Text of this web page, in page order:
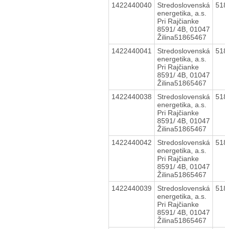
1422440040
Stredoslovenská
energetika, a.s.
Pri Rajčianke
8591/ 4B, 01047
Žilina51865467
1422440041
Stredoslovenská
energetika, a.s.
Pri Rajčianke
8591/ 4B, 01047
Žilina51865467
1422440038
Stredoslovenská
energetika, a.s.
Pri Rajčianke
8591/ 4B, 01047
Žilina51865467
1422440042
Stredoslovenská
energetika, a.s.
Pri Rajčianke
8591/ 4B, 01047
Žilina51865467
1422440039
Stredoslovenská
energetika, a.s.
Pri Rajčianke
8591/ 4B, 01047
Žilina51865467